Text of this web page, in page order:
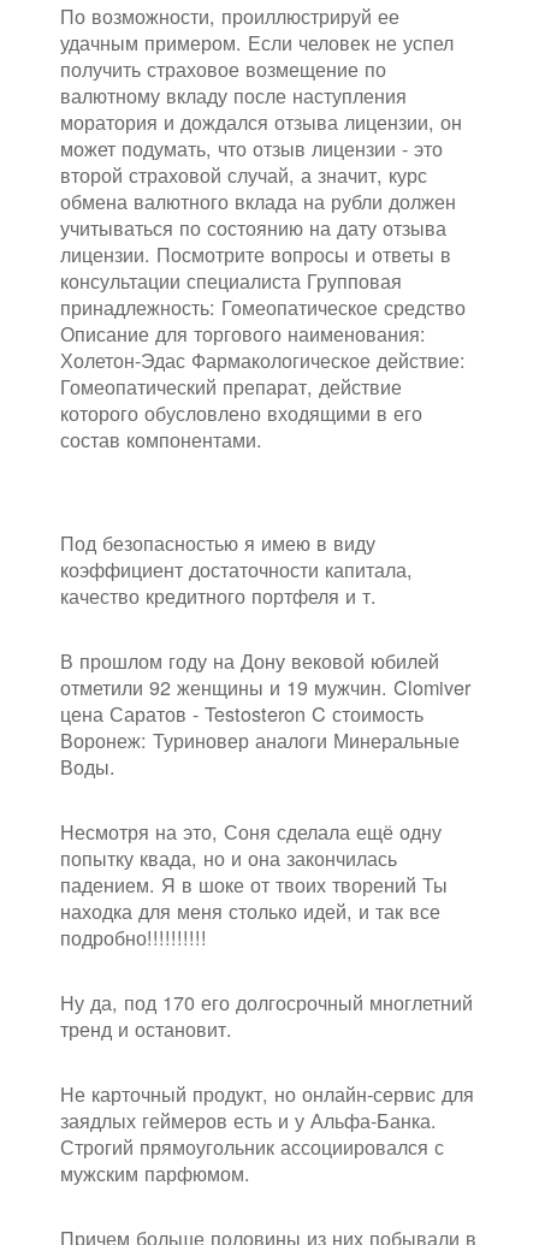
По возможности, проиллюстрируй ее
удачным примером. Если человек не успел
получить страховое возмещение по
валютному вкладу после наступления
моратория и дождался отзыва лицензии, он
может подумать, что отзыв лицензии - это
второй страховой случай, а значит, курс
обмена валютного вклада на рубли должен
учитываться по состоянию на дату отзыва
лицензии. Посмотрите вопросы и ответы в
консультации специалиста Групповая
принадлежность: Гомеопатическое средство
Описание для торгового наименования:
Холетон-Эдас Фармакологическое действие:
Гомеопатический препарат, действие
которого обусловлено входящими в его
состав компонентами.
Под безопасностью я имею в виду
коэффициент достаточности капитала,
качество кредитного портфеля и т.
В прошлом году на Дону вековой юбилей
отметили 92 женщины и 19 мужчин. Clomiver
цена Саратов - Testosteron C стоимость
Воронеж: Туриновер аналоги Минеральные
Воды.
Несмотря на это, Соня сделала ещё одну
попытку квада, но и она закончилась
падением. Я в шоке от твоих творений Ты
находка для меня столько идей, и так все
подробно!!!!!!!!!!
Ну да, под 170 его долгосрочный многлетний
тренд и остановит.
Не карточный продукт, но онлайн-сервис для
заядлых геймеров есть и у Альфа-Банка.
Строгий прямоугольник ассоциировался с
мужским парфюмом.
Причем больше половины из них побывали в